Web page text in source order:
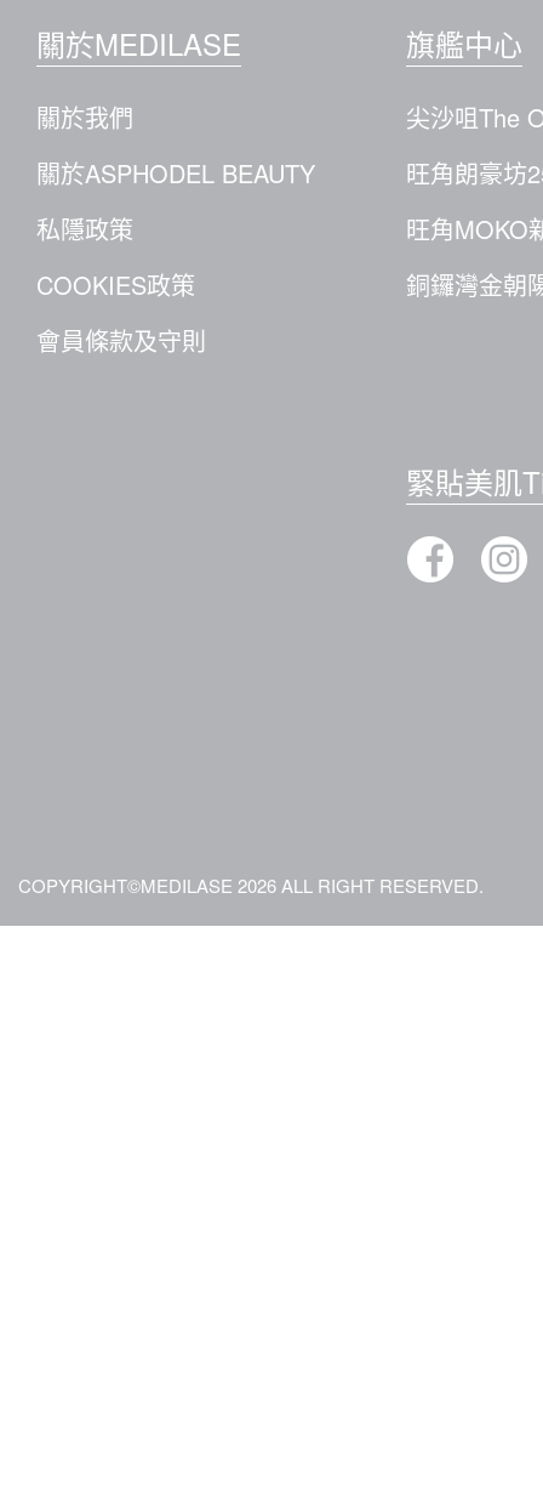
關於MEDILASE
關於我們
關於ASPHODEL BEAUTY
私隱政策
COOKIES政策
會員條款及守則
旗艦中心
尖沙咀The
旺角朗豪坊
旺角MOKO
銅鑼灣金朝
緊貼美肌
COPYRIGHT©MEDILASE 2026 ALL RIGHT RESERVED.